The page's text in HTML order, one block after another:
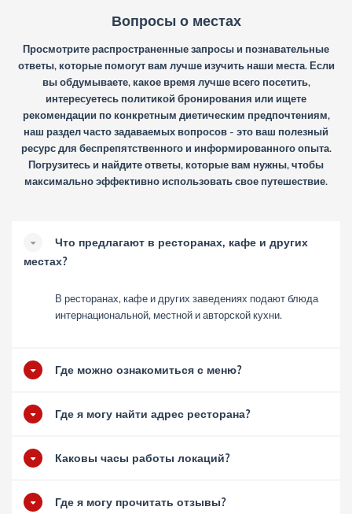
Вопросы о местах
Просмотрите распространенные запросы и познавательные
ответы, которые помогут вам лучше изучить наши места. Если
вы обдумываете, какое время лучше всего посетить,
интересуетесь политикой бронирования или ищете
рекомендации по конкретным диетическим предпочтениям,
наш раздел часто задаваемых вопросов - это ваш полезный
ресурс для беспрепятственного и информированного опыта.
Погрузитесь и найдите ответы, которые вам нужны, чтобы
максимально эффективно использовать свое путешествие.
Что предлагают в ресторанах, кафе и других
местах?
В ресторанах, кафе и других заведениях подают блюда
интернациональной, местной и авторской кухни.
Где можно ознакомиться с меню?
Где я могу найти адрес ресторана?
Каковы часы работы локаций?
Где я могу прочитать отзывы?